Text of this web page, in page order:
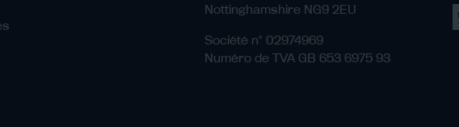
Nottinghamshire NG9 2EU
Société n° 02974969
Numéro de TVA GB 653 6975 93